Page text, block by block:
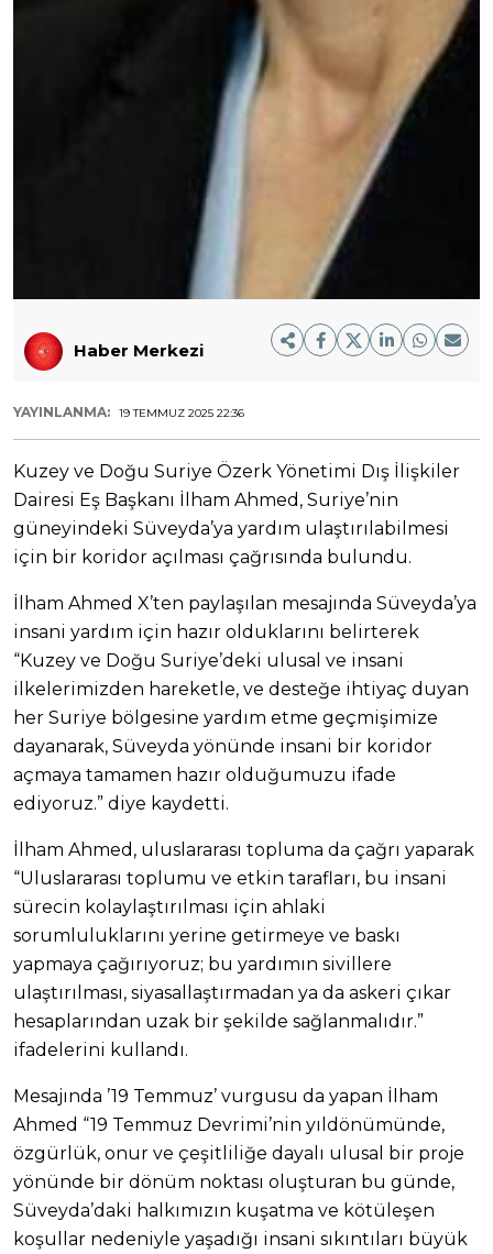
Haber Merkezi
YAYINLANMA: 19 TEMMUZ 2025 22:36
Kuzey ve Doğu Suriye Özerk Yönetimi Dış İlişkiler
Dairesi Eş Başkanı İlham Ahmed, Suriye’nin
güneyindeki Süveyda’ya yardım ulaştırılabilmesi
için bir koridor açılması çağrısında bulundu.
İlham Ahmed X’ten paylaşılan mesajında Süveyda’ya
insani yardım için hazır olduklarını belirterek
“Kuzey ve Doğu Suriye’deki ulusal ve insani
ilkelerimizden hareketle, ve desteğe ihtiyaç duyan
her Suriye bölgesine yardım etme geçmişimize
dayanarak, Süveyda yönünde insani bir koridor
açmaya tamamen hazır olduğumuzu ifade
ediyoruz.” diye kaydetti.
İlham Ahmed, uluslararası topluma da çağrı yaparak
“Uluslararası toplumu ve etkin tarafları, bu insani
sürecin kolaylaştırılması için ahlaki
sorumluluklarını yerine getirmeye ve baskı
yapmaya çağırıyoruz; bu yardımın sivillere
ulaştırılması, siyasallaştırmadan ya da askeri çıkar
hesaplarından uzak bir şekilde sağlanmalıdır.”
ifadelerini kullandı.
Mesajında ’19 Temmuz’ vurgusu da yapan İlham
Ahmed “19 Temmuz Devrimi’nin yıldönümünde,
özgürlük, onur ve çeşitliliğe dayalı ulusal bir proje
yönünde bir dönüm noktası oluşturan bu günde,
Süveyda’daki halkımızın kuşatma ve kötüleşen
koşullar nedeniyle yaşadığı insani sıkıntıları büyük